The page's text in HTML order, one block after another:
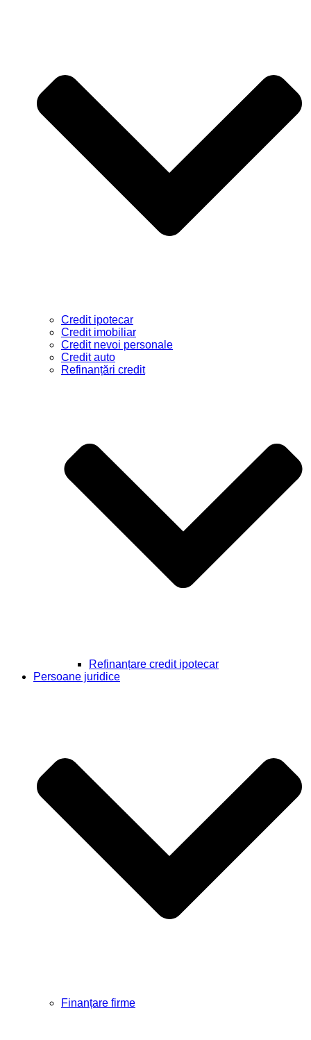
Credit ipotecar
Credit imobiliar
Credit nevoi personale
Credit auto
Refinanțări credit
Refinanțare credit ipotecar
Persoane juridice
Finanțare firme